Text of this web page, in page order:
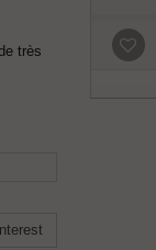
très